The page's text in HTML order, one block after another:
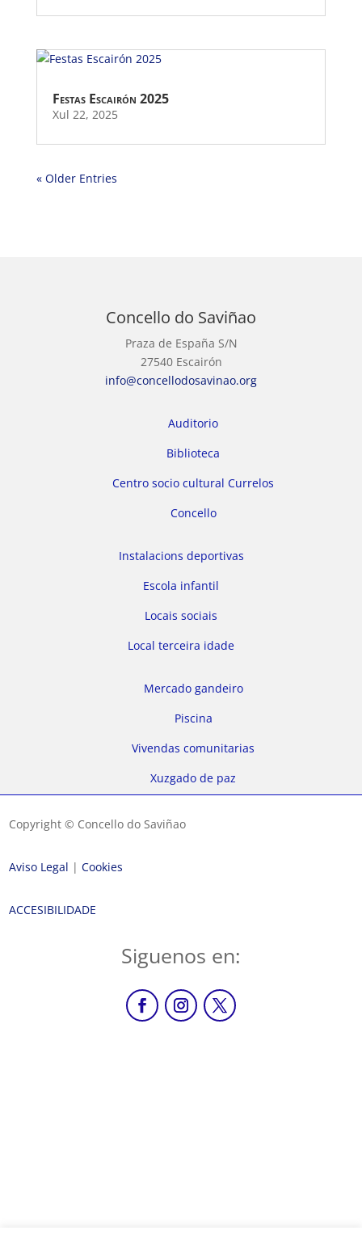
Festas Escairón 2025
Xul 22, 2025
« Older Entries
Concello do Saviñao
Praza de España S/N
27540 Escairón
info@concellodosavinao.org
Auditorio
Biblioteca
Centro socio cultural Currelos
Concello
Instalacions deportivas
Escola infantil
Locais sociais
Local terceira idade
Mercado gandeiro
Piscina
Vivendas comunitarias
Xuzgado de paz
Copyright © Concello do Saviñao
Aviso Legal |Cookies
ACCESIBILIDADE
Siguenos en: